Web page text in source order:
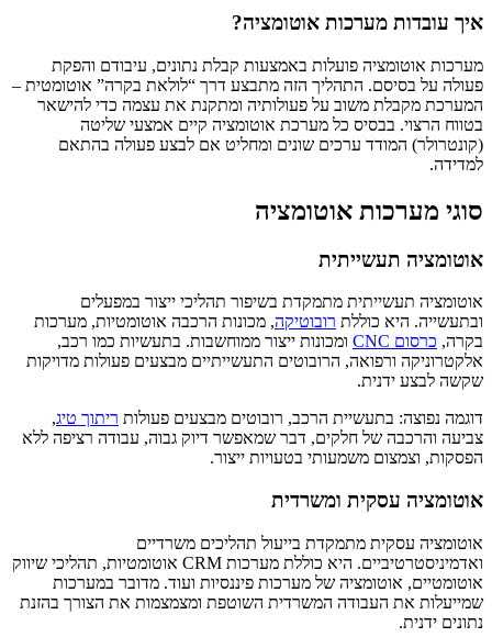
איך עובדות מערכות אוטומציה?
מערכות אוטומציה פועלות באמצעות קבלת נתונים, עיבודם והפקת
פעולה על בסיסם. התהליך הזה מתבצע דרך “לולאת בקרה” אוטומטית –
המערכת מקבלת משוב על פעולותיה ומתקנת את עצמה כדי להישאר
בטווח הרצוי. בבסיס כל מערכת אוטומציה קיים אמצעי שליטה
(קונטרולר) המודד ערכים שונים ומחליט אם לבצע פעולה בהתאם
למדידה.
סוגי מערכות אוטומציה
אוטומציה תעשייתית
אוטומציה תעשייתית מתמקדת בשיפור תהליכי ייצור במפעלים
ובתעשייה. היא כוללת רובוטיקה, מכונות הרכבה אוטומטיות, מערכות
בקרה, כרסום CNC
ומכונות ייצור ממוחשבות. בתעשיות כמו רכב,
אלקטרוניקה ורפואה, הרובוטים התעשייתיים מבצעים פעולות מדויקות
שקשה לבצע ידנית.
דוגמה נפוצה: בתעשיית הרכב, רובוטים מבצעים פעולות ריתוך טיג,
צביעה והרכבה של חלקים, דבר שמאפשר דיוק גבוה, עבודה רציפה ללא
הפסקות, וצמצום משמעותי בטעויות ייצור.
אוטומציה עסקית ומשרדית
אוטומציה עסקית מתמקדת בייעול תהליכים משרדיים
ואדמיניסטרטיביים. היא כוללת מערכות CRM אוטומטיות, תהליכי שיווק
אוטומטיים, אוטומציה של מערכות פיננסיות ועוד. מדובר במערכות
שמייעלות את העבודה המשרדית השוטפת ומצמצמות את הצורך בהזנת
נתונים ידנית.